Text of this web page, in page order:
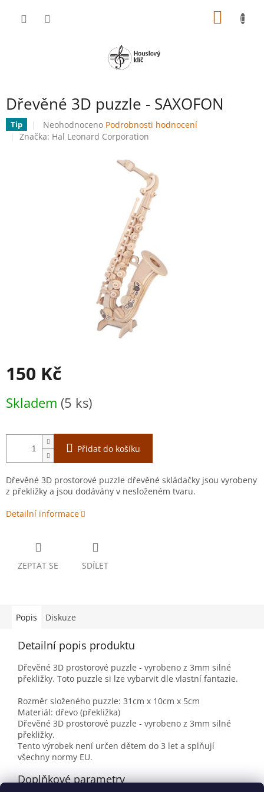
Dřevěné 3D puzzle - SAXOFON
Tip
Průměrné
hodnocení
Neohodnoceno Podrobnosti hodnocení
Značka: Hal Leonard Corporation
150 Kč
cena:
Skladem (5 ks)
Přidat do košíku
Dřevěné 3D prostorové puzzle dřevěné skládačky jsou vyrobeny
z překližky a jsou dodávány v nesloženém tvaru.
Detailní informace
ZEPTAT SE SDÍLET
Popis Diskuze
Detailní popis produktu
Dřevěné 3D prostorové puzzle - vyrobeno z 3mm silné
překližky. Toto puzzle si lze vybarvit dle vlastní fantazie.
Rozměr složeného puzzle: 31cm x 10cm x 5cm
Materiál: dřevo (překližka)
Dřevěné 3D prostorové puzzle - vyrobeno z 3mm silné
překližky.
Tento výrobek není určen dětem do 3 let a splňují
všechny normy EU.
Doplňkové parametry